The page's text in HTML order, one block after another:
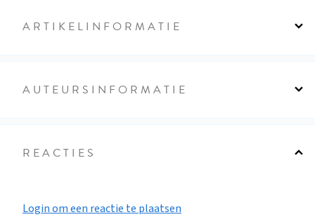
ARTIKELINFORMATIE
AUTEURSINFORMATIE
REACTIES
Login om een reactie te plaatsen